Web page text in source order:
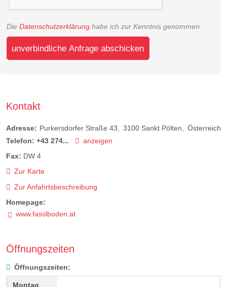
Die Datenschutzerklärung habe ich zur Kenntnis genommen.
unverbindliche Anfrage abschicken
Kontakt
Adresse: Purkersdorfer Straße 43 3100 Sankt Pölten
Österreich
Telefon: +43 274...
anzeigen
Fax: DW 4
Zur Karte
Zur Anfahrtsbeschreibung
Homepage:
www.fasslboden.at
Öffnungszeiten
Öffnungszeiten: